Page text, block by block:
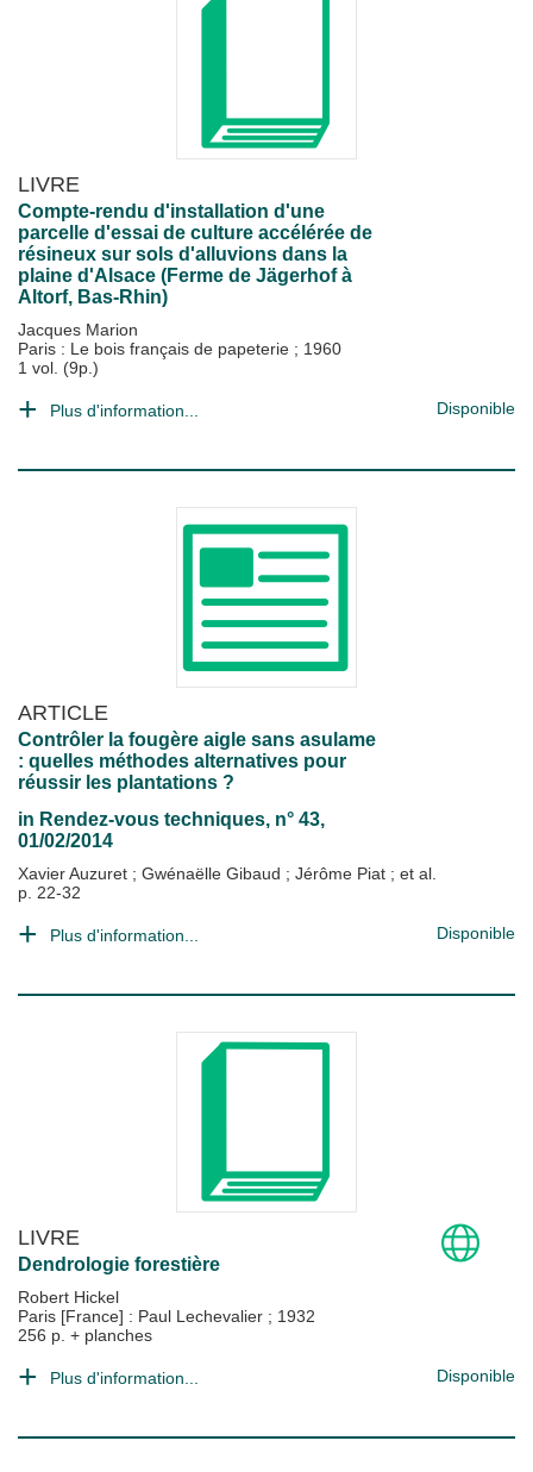
LIVRE
Compte-rendu d'installation d'une
parcelle d'essai de culture accélérée de
résineux sur sols d'alluvions dans la
plaine d'Alsace (Ferme de Jägerhof à
Altorf, Bas-Rhin)
Jacques Marion
Paris : Le bois français de papeterie ; 1960
1 vol. (9p.)
Plus d'information... Disponible
ARTICLE
Contrôler la fougère aigle sans asulame
: quelles méthodes alternatives pour
réussir les plantations ?
in Rendez-vous techniques, n° 43,
01/02/2014
Xavier Auzuret ; Gwénaëlle Gibaud ; Jérôme Piat ; et al.
p. 22-32
Plus d'information... Disponible
LIVRE
Dendrologie forestière
Robert Hickel
Paris [France] : Paul Lechevalier ; 1932
256 p. + planches
Plus d'information... Disponible